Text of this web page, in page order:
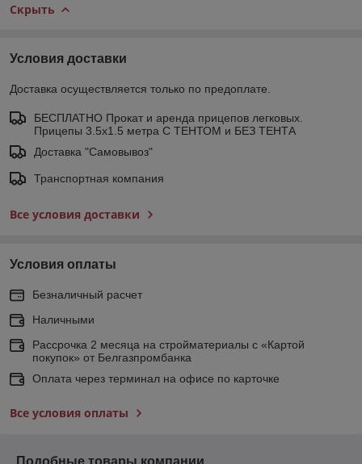
Скрыть
Условия доставки
Доставка осуществляется только по предоплате.
БЕСПЛАТНО Прокат и аренда прицепов легковых.
Прицепы 3.5х1.5 метра С ТЕНТОМ и БЕЗ ТЕНТА
Доставка "Самовывоз"
Транспортная компания
Все условия доставки
Условия оплаты
Безналичный расчет
Наличными
Рассрочка 2 месяца на стройматериалы с «Картой
покупок» от Белгазпромбанка
Оплата через терминал на офисе по карточке
Все условия оплаты
Подобные товары компании